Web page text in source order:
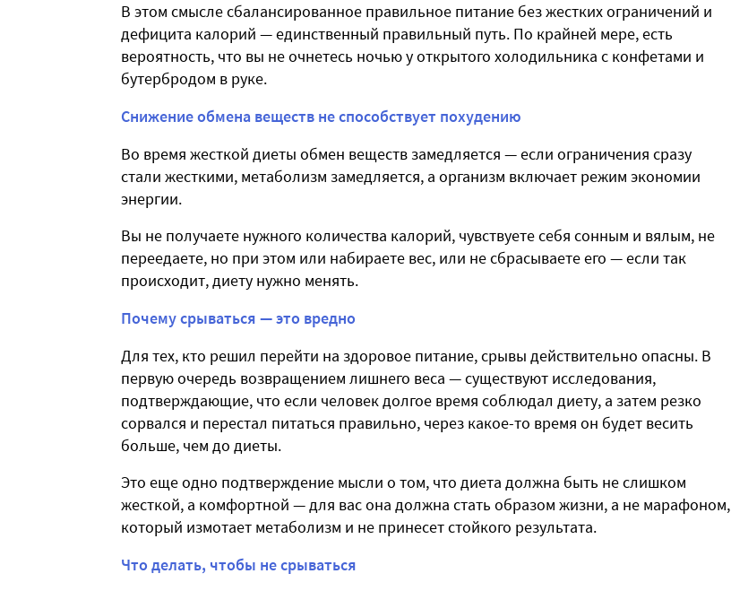
В этом смысле сбалансированное правильное питание без жестких ограничений и
дефицита калорий — единственный правильный путь. По крайней мере, есть
вероятность, что вы не очнетесь ночью у открытого холодильника с конфетами и
бутербродом в руке.
Снижение обмена веществ не способствует похудению
Во время жесткой диеты обмен веществ замедляется — если ограничения сразу
стали жесткими, метаболизм замедляется, а организм включает режим экономии
энергии.
Вы не получаете нужного количества калорий, чувствуете себя сонным и вялым, не
переедаете, но при этом или набираете вес, или не сбрасываете его — если так
происходит, диету нужно менять.
Почему срываться — это вредно
Для тех, кто решил перейти на здоровое питание, срывы действительно опасны. В
первую очередь возвращением лишнего веса — существуют исследования,
подтверждающие, что если человек долгое время соблюдал диету, а затем резко
сорвался и перестал питаться правильно, через какое-то время он будет весить
больше, чем до диеты.
Это еще одно подтверждение мысли о том, что диета должна быть не слишком
жесткой, а комфортной — для вас она должна стать образом жизни, а не марафоном,
который измотает метаболизм и не принесет стойкого результата.
Что делать, чтобы не срываться